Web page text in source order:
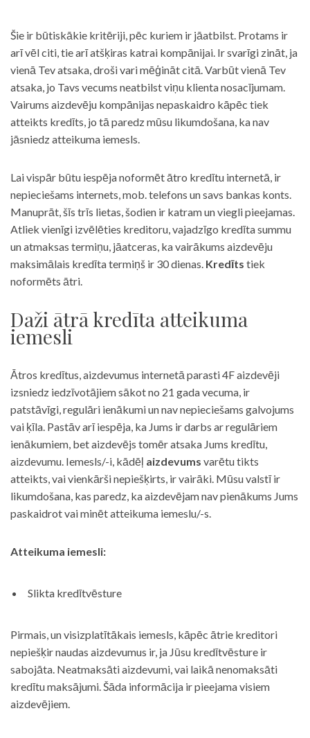
Šie ir būtiskākie kritēriji, pēc kuriem ir jāatbilst. Protams ir
arī vēl citi, tie arī atšķiras katrai kompānijai. Ir svarīgi zināt, ja
vienā Tev atsaka, droši vari mēģināt citā. Varbūt vienā Tev
atsaka, jo Tavs vecums neatbilst viņu klienta nosacījumam.
Vairums aizdevēju kompānijas nepaskaidro kāpēc tiek
atteikts kredīts, jo tā paredz mūsu likumdošana, ka nav
jāsniedz atteikuma iemesls.
Lai vispār būtu iespēja noformēt ātro kredītu internetā, ir
nepieciešams internets, mob. telefons un savs bankas konts.
Manuprāt, šīs trīs lietas, šodien ir katram un viegli pieejamas.
Atliek vienīgi izvēlēties kreditoru, vajadzīgo kredīta summu
un atmaksas termiņu, jāatceras, ka vairākums aizdevēju
maksimālais kredīta termiņš ir 30 dienas. Kredīts tiek
noformēts ātri.
Daži ātrā kredīta atteikuma
iemesli
Ātros kredītus, aizdevumus internetā parasti 4F aizdevēji
izsniedz iedzīvotājiem sākot no 21 gada vecuma, ir
patstāvīgi, regulāri ienākumi un nav nepieciešams galvojums
vai ķīla. Pastāv arī iespēja, ka Jums ir darbs ar regulāriem
ienākumiem, bet aizdevējs tomēr atsaka Jums kredītu,
aizdevumu. Iemesls/-i, kādēļ aizdevums varētu tikts
atteikts, vai vienkārši nepiešķirts, ir vairāki. Mūsu valstī ir
likumdošana, kas paredz, ka aizdevējam nav pienākums Jums
paskaidrot vai minēt atteikuma iemeslu/-s.
Atteikuma iemesli:
Slikta kredītvēsture
Pirmais, un visizplatītākais iemesls, kāpēc ātrie kreditori
nepiešķir naudas aizdevumus ir, ja Jūsu kredītvēsture ir
sabojāta. Neatmaksāti aizdevumi, vai laikā nenomaksāti
kredītu maksājumi. Šāda informācija ir pieejama visiem
aizdevējiem.